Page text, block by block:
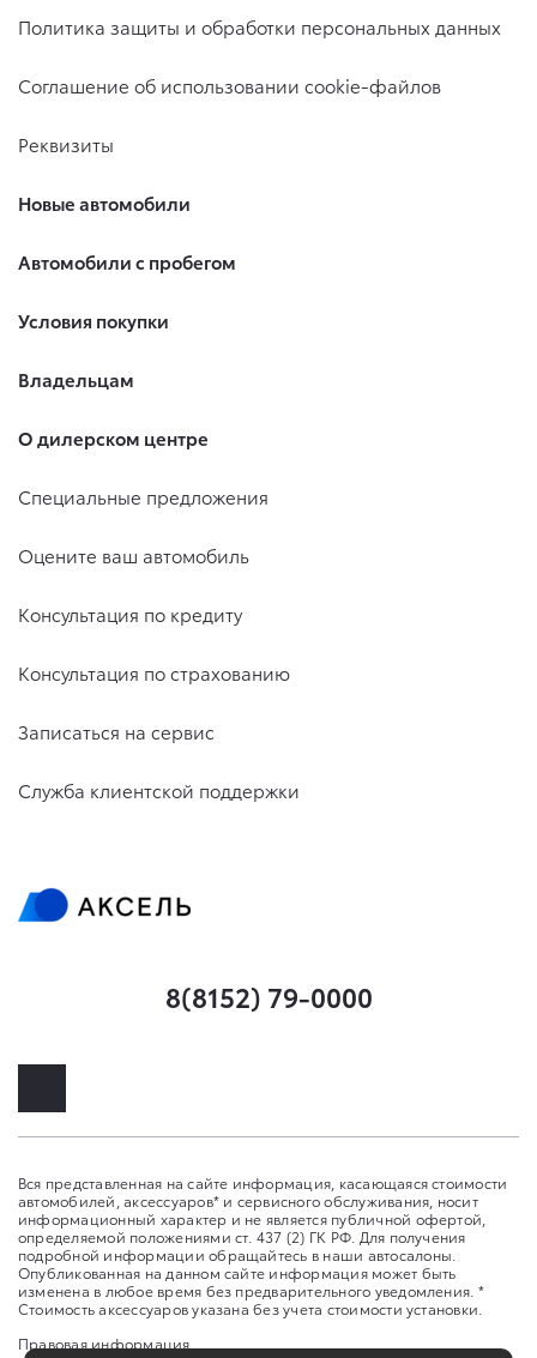
Политика защиты и обработки персональных данных
Соглашение об использовании cookie-файлов
Реквизиты
Новые автомобили
Автомобили с пробегом
Условия покупки
Владельцам
О дилерском центре
Специальные предложения
Оцените ваш автомобиль
Консультация по кредиту
Консультация по страхованию
Записаться на сервис
Служба клиентской поддержки
8(8152) 79-0000
Вся представленная на сайте информация, касающаяся стоимости
автомобилей, аксессуаров* и сервисного обслуживания, носит
информационный характер и не является публичной офертой,
определяемой положениями ст. 437 (2) ГК РФ. Для получения
подробной информации обращайтесь в наши автосалоны.
Опубликованная на данном сайте информация может быть
изменена в любое время без предварительного уведомления. *
Стоимость аксессуаров указана без учета стоимости установки.
Правовая информация